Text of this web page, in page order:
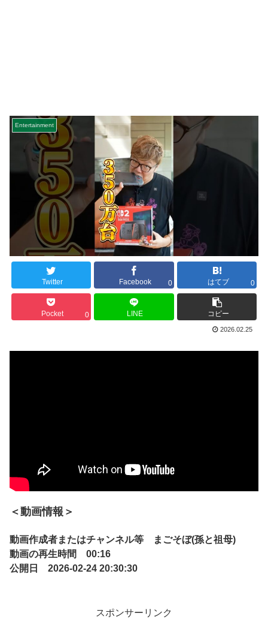
Entertainment
Twitter Facebook 0 はてブ 0
Pocket 0 LINE コピー
2026.02.25
＜動画情報＞
動画作成者またはチャンネル等 まごそぼ(孫と祖母)
動画の再生時間 00:16
公開日 2026-02-24 20:30:30
スポンサーリンク